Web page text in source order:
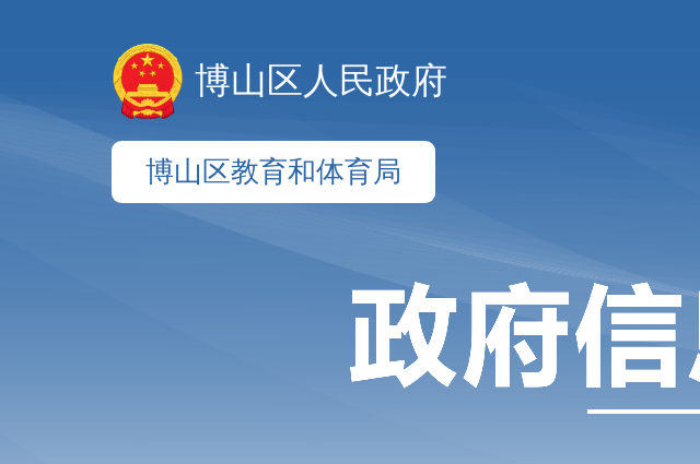
博山区人民政府
博山区教育和体育局